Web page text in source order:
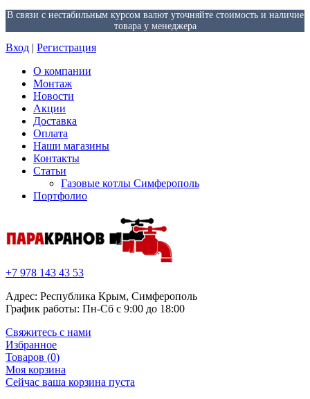
В связи с нестабильным курсом валют уточняйте стоимость и наличие
товара у менеджера
Вход | Регистрация
О компании
Монтаж
Новости
Акции
Доставка
Оплата
Наши магазины
Контакты
Статьи
Газовые котлы Симферополь
Портфолио
+7 978 143 43 53
Адрес: Республика Крым, Симферополь
График работы: Пн-Сб с 9:00 до 18:00
Свяжитесь с нами
Избранное
Товаров (0)
Моя корзина
Сейчас ваша корзина пуста